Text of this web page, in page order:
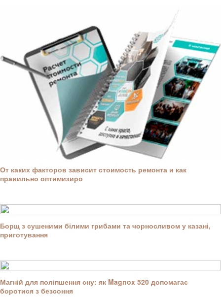
От каких факторов зависит стоимость ремонта и как
правильно оптимизиро
Борщ з сушеними білими грибами та чорносливом у казані,
приготування
Магній для поліпшення сну: як Magnox 520 допомагає
боротися з безсоння